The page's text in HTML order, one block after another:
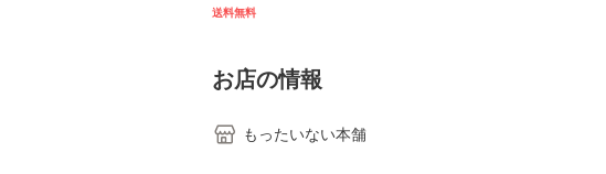
堂 [単行
送料無料
お店の情報
もったいない本舗